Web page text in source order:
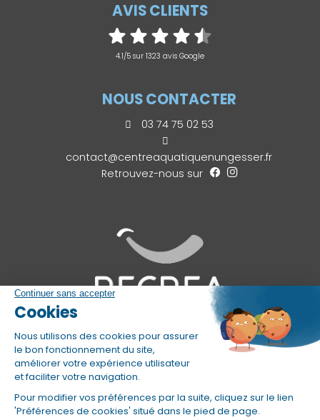
AVIS CLIENTS
4.1/5 sur 1323 avis Google
NOUS CONTACTER
03 74 75 02 53
contact@centreaquatiquenungesser.fr
Retrouvez-nous sur
©centreaquatiquenungesser.fr 2025 | CGU &